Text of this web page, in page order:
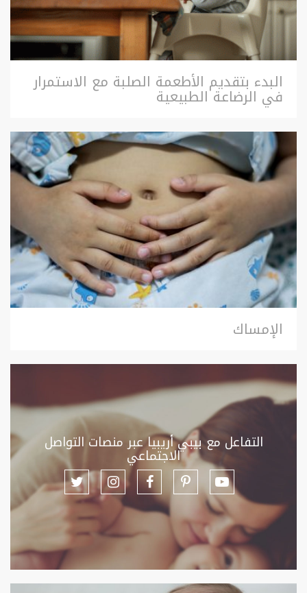
البدء بتقديم الأطعمة الصلبة مع الاستمرار
في الرضاعة الطبيعية
الإمساك
التفاعل مع بيبي أريبيا عبر منصات التواصل
الاجتماعي